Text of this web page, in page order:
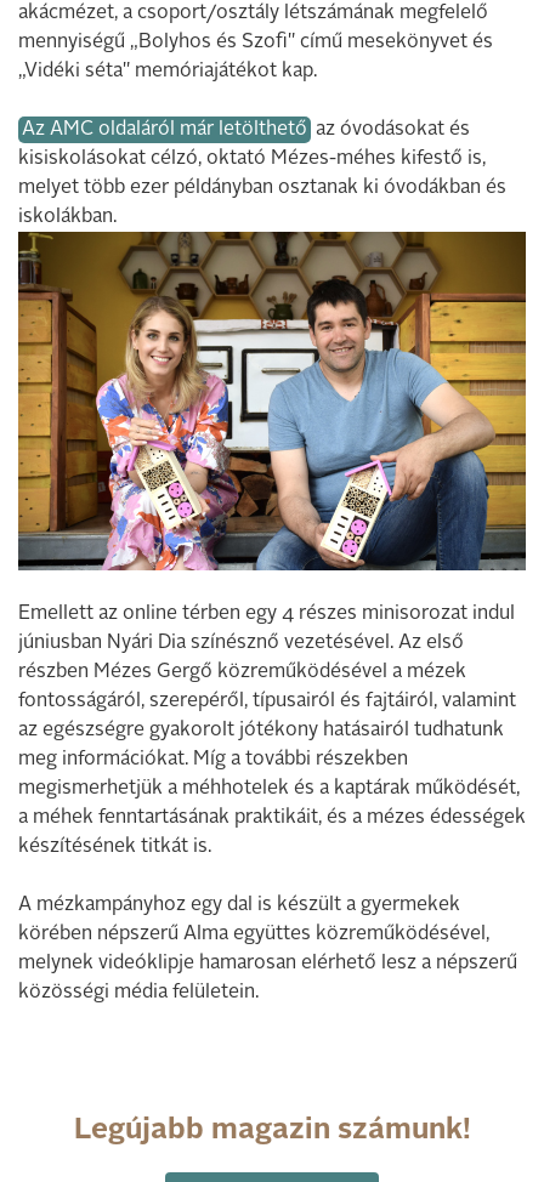
akácmézet, a csoport/osztály létszámának megfelelő
mennyiségű „Bolyhos és Szofi" című mesekönyvet és
„Vidéki séta" memóriajátékot kap.
Az AMC oldaláról már letölthető az óvodásokat és
kisiskolásokat célzó, oktató Mézes-méhes kifestő is,
melyet több ezer példányban osztanak ki óvodákban és
iskolákban.
Emellett az online térben egy 4 részes minisorozat indul
júniusban Nyári Dia színésznő vezetésével. Az első
részben Mézes Gergő közreműködésével a mézek
fontosságáról, szerepéről, típusairól és fajtáiról, valamint
az egészségre gyakorolt jótékony hatásairól tudhatunk
meg információkat. Míg a további részekben
megismerhetjük a méhhotelek és a kaptárak működését,
a méhek fenntartásának praktikáit, és a mézes édességek
készítésének titkát is.
A mézkampányhoz egy dal is készült a gyermekek
körében népszerű Alma együttes közreműködésével,
melynek videóklipje hamarosan elérhető lesz a népszerű
közösségi média felületein.
Legújabb magazin számunk!